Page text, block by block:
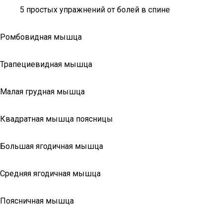
5 простых упражнений от болей в спине
Ромбовидная мышца
Трапециевидная мышца
Малая грудная мышца
Квадратная мышца поясницы
Большая ягодичная мышца
Средняя ягодичная мышца
Поясничная мышца